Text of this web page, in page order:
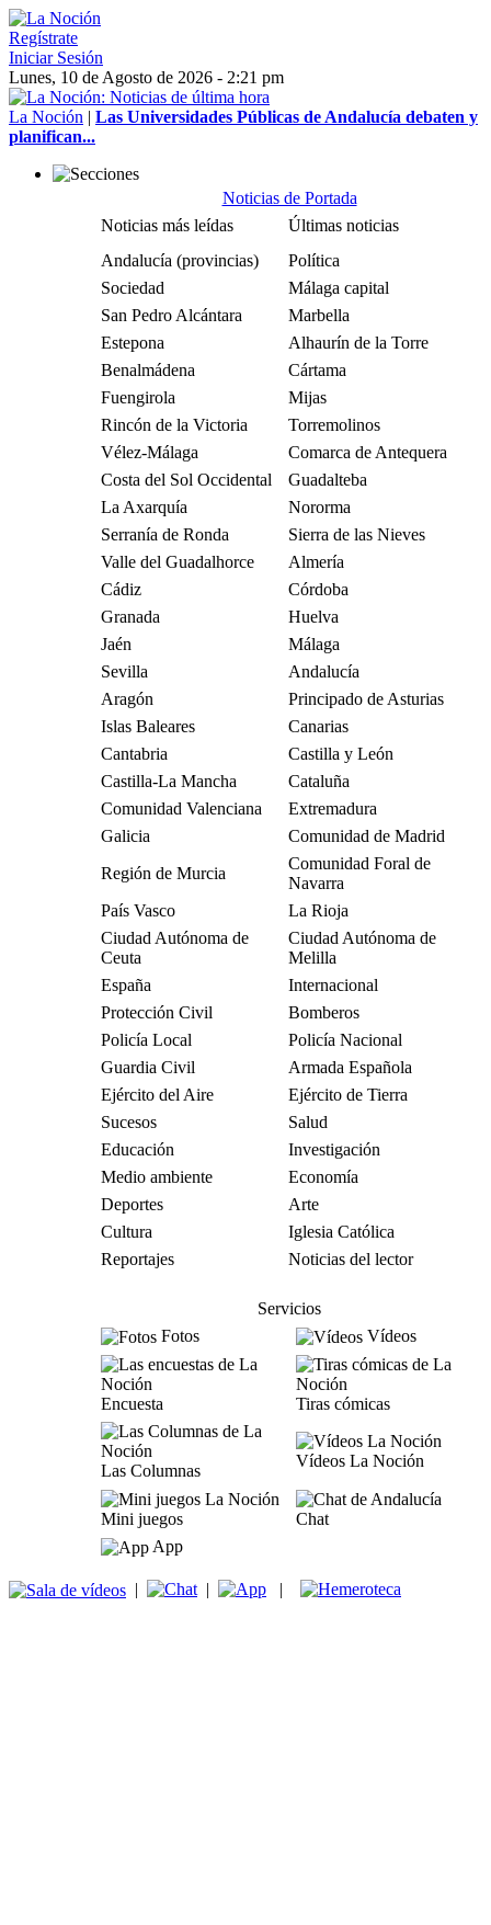
Regístrate
Iniciar Sesión
Lunes, 10 de Agosto de 2026 - 2:21 pm
La Noción | Las Universidades Públicas de Andalucía debaten y
planifican...
Noticias de Portada
Noticias más leídas
Últimas noticias
Andalucía (provincias)
Política
Sociedad
Málaga capital
San Pedro Alcántara
Marbella
Estepona
Alhaurín de la Torre
Benalmádena
Cártama
Fuengirola
Mijas
Rincón de la Victoria
Torremolinos
Vélez-Málaga
Comarca de Antequera
Costa del Sol Occidental
Guadalteba
La Axarquía
Nororma
Serranía de Ronda
Sierra de las Nieves
Valle del Guadalhorce
Almería
Cádiz
Córdoba
Granada
Huelva
Jaén
Málaga
Sevilla
Andalucía
Aragón
Principado de Asturias
Islas Baleares
Canarias
Cantabria
Castilla y León
Castilla-La Mancha
Cataluña
Comunidad Valenciana
Extremadura
Galicia
Comunidad de Madrid
Región de Murcia
Comunidad Foral de
Navarra
País Vasco
La Rioja
Ciudad Autónoma de
Ceuta
Ciudad Autónoma de
Melilla
España
Internacional
Protección Civil
Bomberos
Policía Local
Policía Nacional
Guardia Civil
Armada Española
Ejército del Aire
Ejército de Tierra
Sucesos
Salud
Educación
Investigación
Medio ambiente
Economía
Deportes
Arte
Cultura
Iglesia Católica
Reportajes
Noticias del lector
Servicios
Fotos
Vídeos
Encuesta Tiras cómicas
Las Columnas
Vídeos La Noción
Mini juegos
Chat
App
| | |